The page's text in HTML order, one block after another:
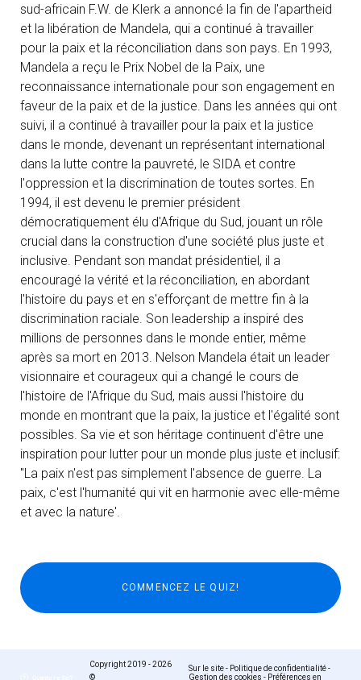
sud-africain F.W. de Klerk a annoncé la fin de l'apartheid
et la libération de Mandela, qui a continué à travailler
pour la paix et la réconciliation dans son pays. En 1993,
Mandela a reçu le Prix Nobel de la Paix, une
reconnaissance internationale pour son engagement en
faveur de la paix et de la justice. Dans les années qui ont
suivi, il a continué à travailler pour la paix et la justice
dans le monde, devenant un représentant international
dans la lutte contre la pauvreté, le SIDA et contre
l'oppression et la discrimination de toutes sortes. En
1994, il est devenu le premier président
démocratiquement élu d'Afrique du Sud, jouant un rôle
crucial dans la construction d'une société plus juste et
inclusive. Pendant son mandat présidentiel, il a
encouragé la vérité et la réconciliation, en abordant
l'histoire du pays et en s'efforçant de mettre fin à la
discrimination raciale. Son leadership a inspiré des
millions de personnes dans le monde entier, même
après sa mort en 2013. Nelson Mandela était un leader
visionnaire et courageux qui a changé le cours de
l'histoire de l'Afrique du Sud, mais aussi l'histoire du
monde en montrant que la paix, la justice et l'égalité sont
possibles. Sa vie et son héritage continuent d'être une
inspiration pour lutter pour un monde plus juste et inclusif:
"La paix n'est pas simplement l'absence de guerre. La
paix, c'est l'humanité qui vit en harmonie avec elle-même
et avec la nature'.
Copyright 2019 - 2026
©
Sur le site- Politique de confidentialité-
Gestion des cookies - Préférences en